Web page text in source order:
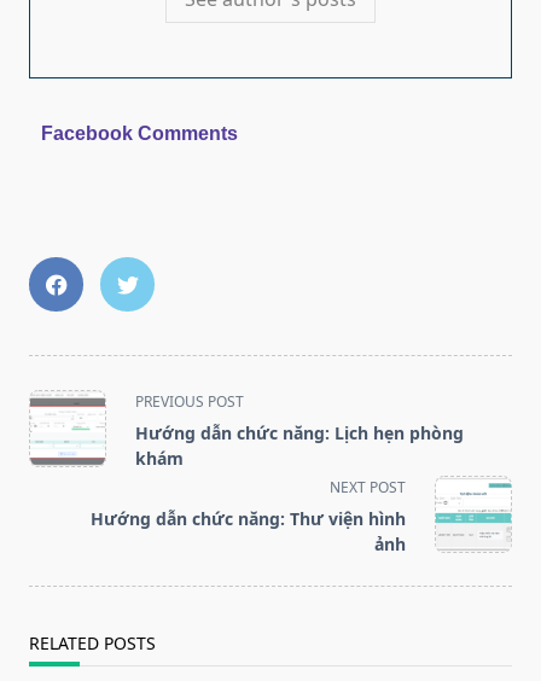
Facebook Comments
<span
class="nav-
subtitle
reader-
PREVIOUS POST
Hướng dẫn chức năng: Lịch hẹn phòng
khám
NEXT POST
Hướng dẫn chức năng: Thư viện hình
ảnh
RELATED POSTS